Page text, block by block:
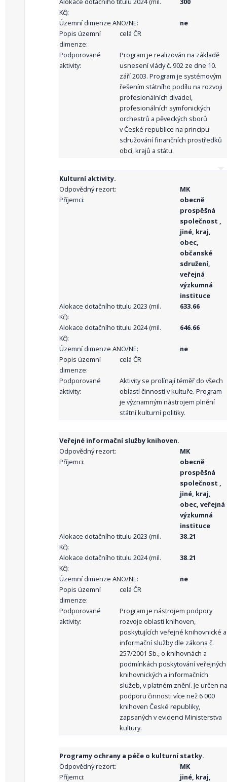
Kč):
Územní dimenze ANO/NE:
ne
Popis územní
dimenze:
celá ČR
Podporované
aktivity:
Program je realizován na základě
usnesení vlády č. 902 ze dne 10.
září 2003. Program je systémovým
řešením státního podílu na rozvoji
profesionálních divadel,
profesionálních symfonických
orchestrů a pěveckých sborů
v České republice na principu
sdružování finančních prostředků
obcí, krajů a státu.
Kulturní aktivity.
Odpovědný rezort:
MK
Příjemci:
obecně
prospěšná
společnost ,
jiné, kraj,
obec,
občanské
sdružení,
veřejná
výzkumná
instituce
Alokace dotačního titulu 2023 (mil.
Kč):
633.66
Alokace dotačního titulu 2024 (mil.
Kč):
646.66
Územní dimenze ANO/NE:
ne
Popis územní
dimenze:
celá ČR
Podporované
aktivity:
Aktivity se prolínají téměř do všech
oblastí činností v kultuře. Program
je významným nástrojem plnění
státní kulturní politiky.
Veřejné informační služby knihoven.
Odpovědný rezort:
MK
Příjemci:
obecně
prospěšná
společnost ,
jiné, kraj,
obec, veřejná
výzkumná
instituce
Alokace dotačního titulu 2023 (mil.
Kč):
38.21
Alokace dotačního titulu 2024 (mil.
Kč):
38.21
Územní dimenze ANO/NE:
ne
Popis územní
dimenze:
celá ČR
Podporované
aktivity:
Program je nástrojem podpory
rozvoje oblasti knihoven,
poskytujících veřejné knihovnické a
informační služby dle zákona č.
257/2001 Sb., o knihovnách a
podmínkách poskytování veřejných
knihovnických a informačních
služeb, v platném znění. Je určen na
podporu činnosti více než 6 000
knihoven České republiky,
zapsaných v evidenci Ministerstva
kultury.
Programy ochrany a péče o kulturní statky.
Odpovědný rezort:
MK
Příjemci:
jiné, kraj,